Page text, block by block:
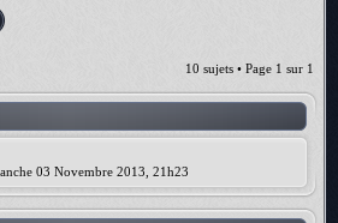
10 sujets • Page 1 sur 1
03 Novembre 2013, 21h23